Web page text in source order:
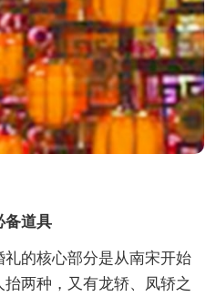
备道具
的核心部分是从南宋开始
两种，又有龙轿、凤轿之